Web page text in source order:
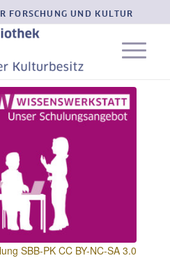
FORSCHUNG UND KULTUR
SBB-PK CC BY-NC-SA 3.0